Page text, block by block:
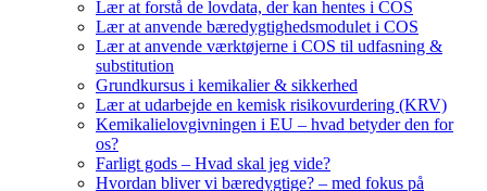
Lær at forstå de lovdata, der kan hentes i COS
Lær at anvende bæredygtighedsmodulet i COS
Lær at anvende værktøjerne i COS til udfasning &
substitution
Grundkursus i kemikalier & sikkerhed
Lær at udarbejde en kemisk risikovurdering (KRV)
Kemikalielovgivningen i EU – hvad betyder den for
os?
Farligt gods – Hvad skal jeg vide?
Hvordan bliver vi bæredygtige? – med fokus på